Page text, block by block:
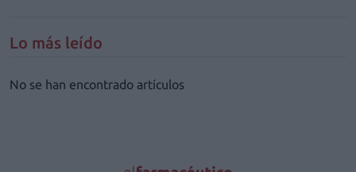
Lo más leído
No se han encontrado artículos